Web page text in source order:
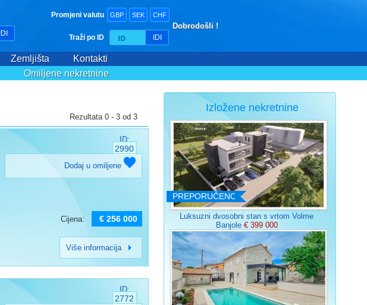
IDI
Promjeni valutu GBP SEK CHF
Traži po ID IDI
Dobrodošli !
Zemljišta
Kontakti
Omiljene nekretnine
Rezultata 0 - 3 od 3
ID:
2990
Dodaj u omiljene
Cijena: € 256 000
Više informacija
ID:
2772
Izložene nekretnine
PREPORUČENO
Luksuzni dvosobni stan s vrtom Volme
Banjole € 399 000